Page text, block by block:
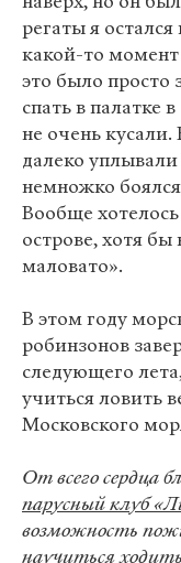
регаты я остался
какой-то
это было просто
спать в палатке
не очень
далеко
немножко
Вообще
острове, хотя
маловато».
В этом году
робинзонов
следующего
учиться ловить
Московского
От всего сердца
парусный клуб
возможность
научиться